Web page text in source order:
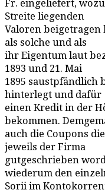
Fr. eingeliefert,
Streite liegenden
Valoren beigetragen
als solche und als
ihr Eigentum laut
1893 und 21. Mai
1895 saustpfändlich
hinterlegt und dafür
einen Kredit in der
bekommen.
auch die Coupons
jeweils der Firma
gutgeschrieben
wiederum den
Sorii im